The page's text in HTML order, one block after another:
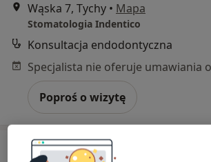
Wąska 7, Tychy • Mapa
Stomatologia Indentico
Konsultacja endodontyczna
Poproś o wizytę